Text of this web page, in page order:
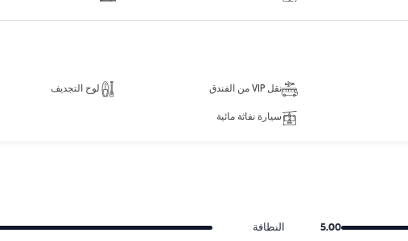
نقل VIP من الفندق لوح التجديف
سيارة نفاثة مائية
5.00 النظافة